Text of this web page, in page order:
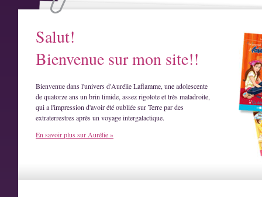
Salut!
Bienvenue sur mon site!!
Bienvenue dans l'univers d'Aurélie Laflamme, une adolescente
de quatorze ans un brin timide, assez rigolote et très maladroite,
qui a l'impression d'avoir été oubliée sur Terre par des
extraterrestres après un voyage intergalactique.
En savoir plus sur Aurélie »